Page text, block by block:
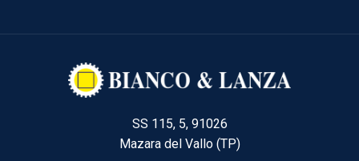
SS 115, 5, 91026
Mazara del Vallo (TP)